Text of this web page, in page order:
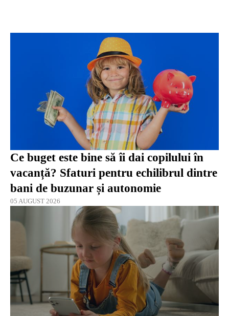
Ce buget este bine să îi dai copilului în
vacanță? Sfaturi pentru echilibrul dintre
bani de buzunar și autonomie
05 AUGUST 2026